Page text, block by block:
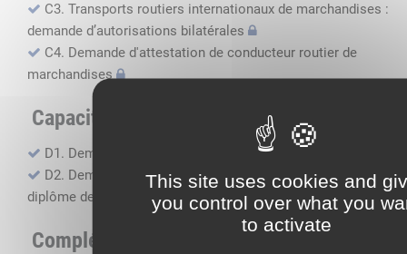
This site uses cookies and
you control over what you
to activate
C3. Transports routiers internationaux de marchandises :
demande d’autorisations bilatérales
C4. Demande d'attestation de conducteur routier de
marchandises
Capacité professionnelle
D1. Demande d’attestation de capacité professionnelle
D2. Demande de certificat attestant l'obtention du
diplôme de capacité professionnelle
Compléments, suivi financier